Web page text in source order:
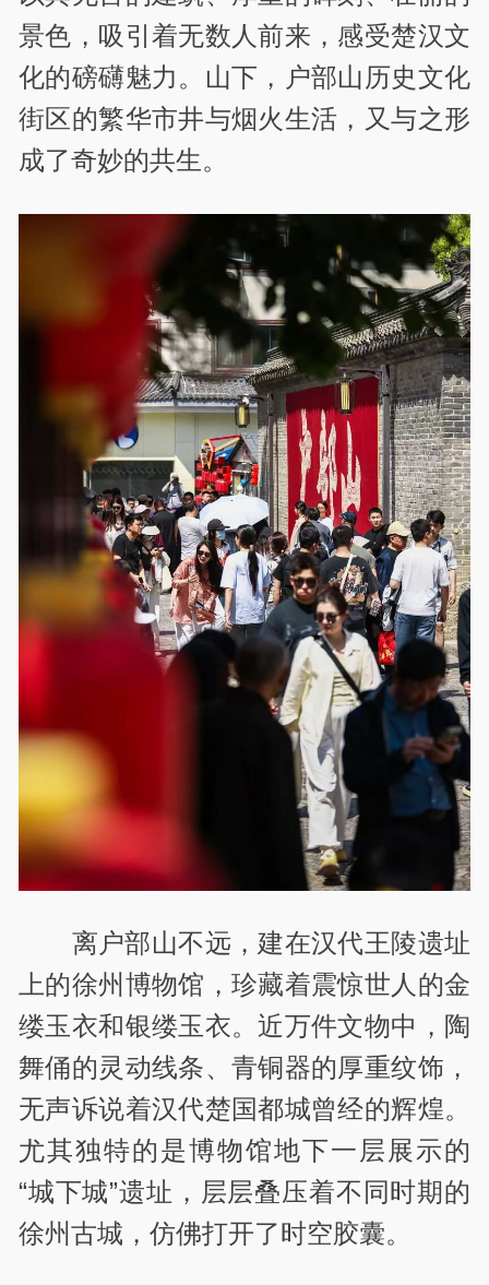
景色，吸引着无数人前来，感受楚汉文
化的磅礴魅力。山下，户部山历史文化
街区的繁华市井与烟火生活，又与之形
成了奇妙的共生。
离户部山不远，建在汉代王陵遗址
上的徐州博物馆，珍藏着震惊世人的金
缕玉衣和银缕玉衣。近万件文物中，陶
舞俑的灵动线条、青铜器的厚重纹饰，
无声诉说着汉代楚国都城曾经的辉煌。
尤其独特的是博物馆地下一层展示的
“城下城”遗址，层层叠压着不同时期的
徐州古城，仿佛打开了时空胶囊。